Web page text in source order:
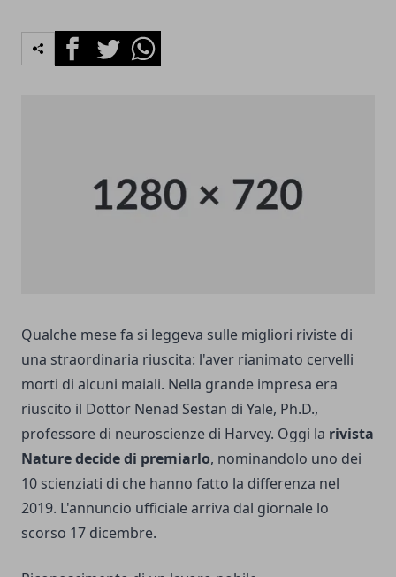
FacebookTwitterWhatsapp
Qualche mese fa si leggeva sulle migliori riviste di
una straordinaria riuscita: l'aver rianimato cervelli
morti di alcuni maiali. Nella grande impresa era
riuscito il Dottor Nenad Sestan di Yale, Ph.D.,
professore di neuroscienze di Harvey. Oggi la rivista
Nature decide di premiarlo, nominandolo uno dei
10 scienziati di che hanno fatto la differenza nel
2019. L'annuncio ufficiale arriva dal giornale lo
scorso 17 dicembre.